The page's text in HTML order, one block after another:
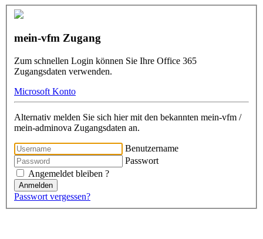
mein-vfm Zugang
Zum schnellen Login können Sie Ihre Office 365
Zugangsdaten verwenden.
Microsoft Konto
Alternativ melden Sie sich hier mit den bekannten mein-vfm /
mein-adminova Zugangsdaten an.
Benutzername
Passwort
Angemeldet bleiben ?
Anmelden
Passwort vergessen?